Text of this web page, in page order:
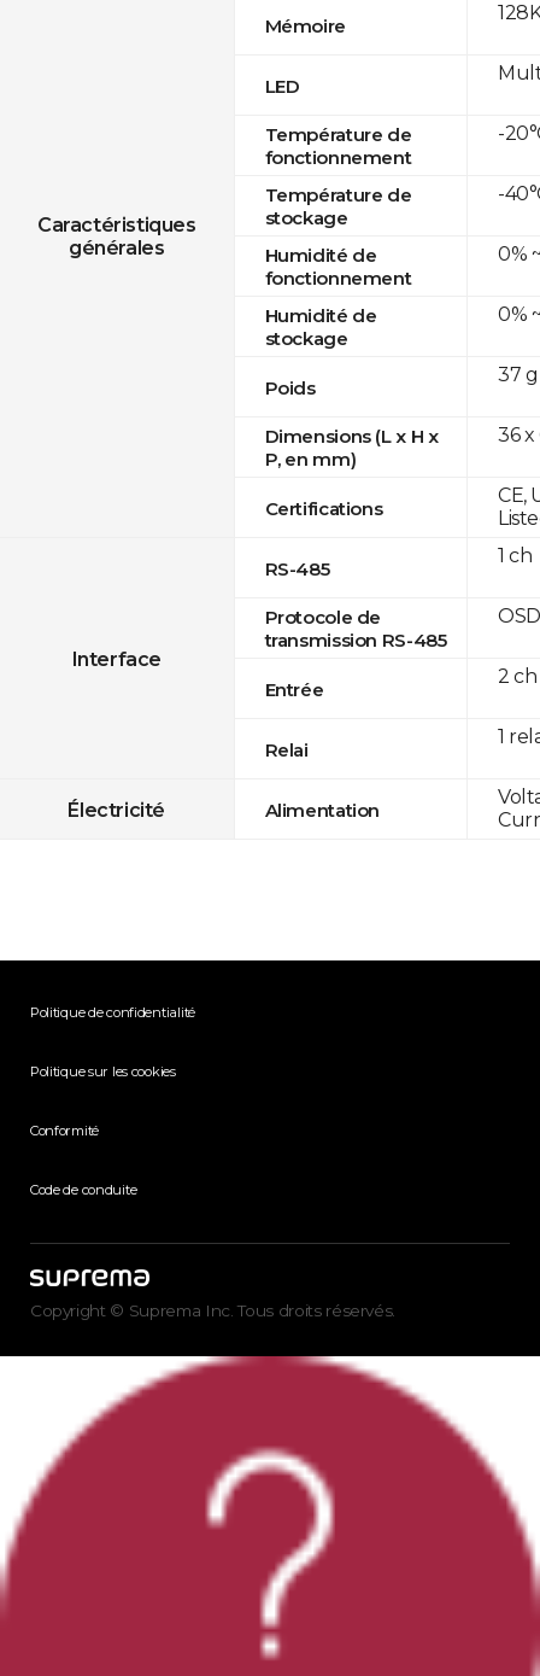
Caractéristiques
générales
Mémoire
LED
Température de
fonctionnement
Température de
stockage
Humidité de
fonctionnement
Humidité de
stockage
Poids
Dimensions (L x H x
P, en mm)
Certifications
Interface
RS-485
Protocole de
transmission RS-485
Entrée
Relai
Électricité Alimentation
-
-
0%
0%
37 g
36 x
CE,
1 ch
2 ch
1
Politique de confidentialité
Politique sur les cookies
Conformité
Code de conduite
Copyright © Suprema Inc. Tous droits réservés.